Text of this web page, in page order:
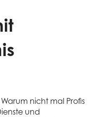
nicht mal Profis
und